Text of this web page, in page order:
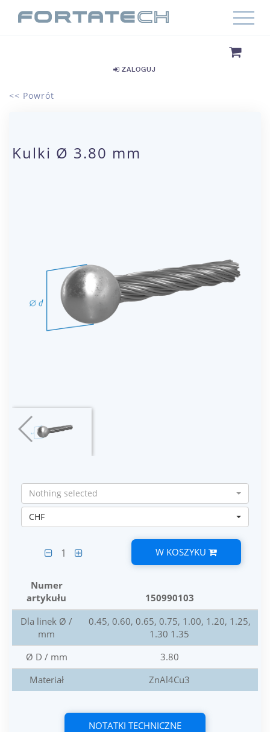
ZALOGUJ
<< Powrót
Kulki Ø 3.80 mm
Nothing selected
CHF
1 W KOSZYKU
Numer
artykułu
150990103
Dla linek Ø /
mm
0.45, 0.60, 0.65, 0.75, 1.00, 1.20, 1.25,
1.30 1.35
Ø D / mm
3.80
Materiał
ZnAl4Cu3
NOTATKI TECHNICZNE